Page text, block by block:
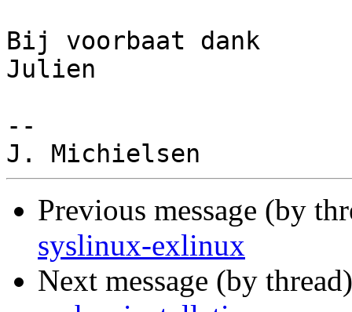
Bij voorbaat dank
Julien
--
Previous message (by
syslinux-exlinux
Next message (by